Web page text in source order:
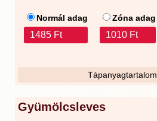
Normál adag
1485 Ft
Zóna adag
1010 Ft
Tápanyagtartalom
Gyümölcsleves